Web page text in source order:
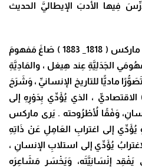
فِيها الأدبَ الإيطاليَّ الحديث
1883 )
صَاغَ مَفهومَ
الجَدَلِيَّةِ عِند هِيغل ، والمَادِيَّةِ
ماديًّا للتاريخ الإنسانيِّ ، وَشَرَحَ
، الذي يُؤَدِّي بِدَوْرِهِ إلى
وَفْقًا لأُطْرُوحته . يَرى ماركس
إلى اغترابِ العَامِلِ عَنْ ذَاتِهِ
يُؤَدِّي إلى استلابِ الإنسانِ ،
يَفْقِد إنْسَانِيَّتَه، وَيَخْسَر مَشَاعِرَه